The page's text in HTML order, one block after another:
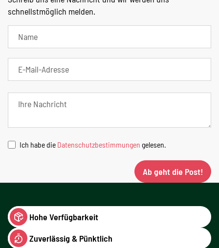
schnellstmöglich melden.
Ich habe die Datenschutzbestimmungen gelesen.
Ab geht die Post!
Hohe Verfügbarkeit
Zuverlässig & Pünktlich